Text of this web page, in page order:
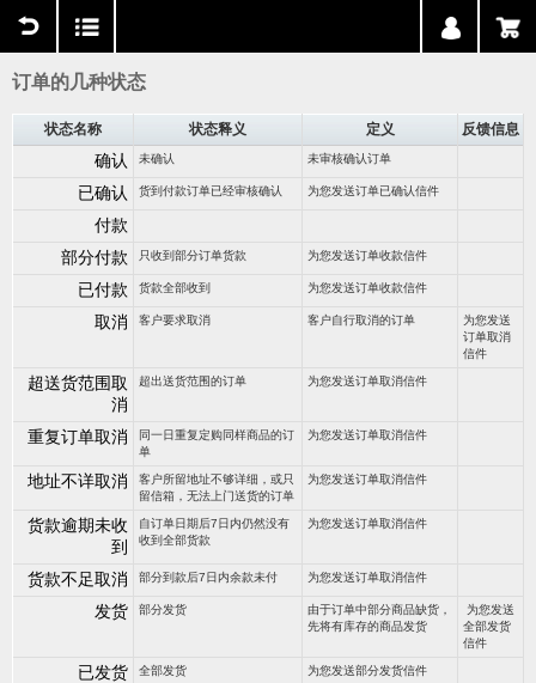
订单的几种状态
状态名称 状态释义 定义 反馈信息
确认 未确认 未审核确认订单
已确认 货到付款订单已经审核确认 为您发送订单已确认信件
付款
部分付款
只收到部分订单货款 为您发送订单收款信件
已付款 货款全部收到 为您发送订单收款信件
取消 客户要求取消 客户自行取消的订单
为您发送
订单取消
信件
超送货范围取
消
超出送货范围的订单 为您发送订单取消信件
重复订单取消
同一日重复定购同样商品的订
单
为您发送订单取消信件
地址不详取消
客户所留地址不够详细，或只
留信箱，无法上门送货的订单
为您发送订单取消信件
货款逾期未收
到
自订单日期后7日内仍然没有
收到全部货款
为您发送订单取消信件
货款不足取消 部分到款后7日内余款未付 为您发送订单取消信件
发货 部分发货
由于订单中部分商品缺货，
先将有库存的商品发货
为您发送
全部发货
信件
已发货 全部发货 为您发送部分发货信件